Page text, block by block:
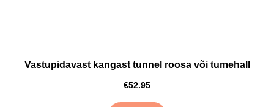
Vastupidavast kangast tunnel roosa või tumehall
€52.95